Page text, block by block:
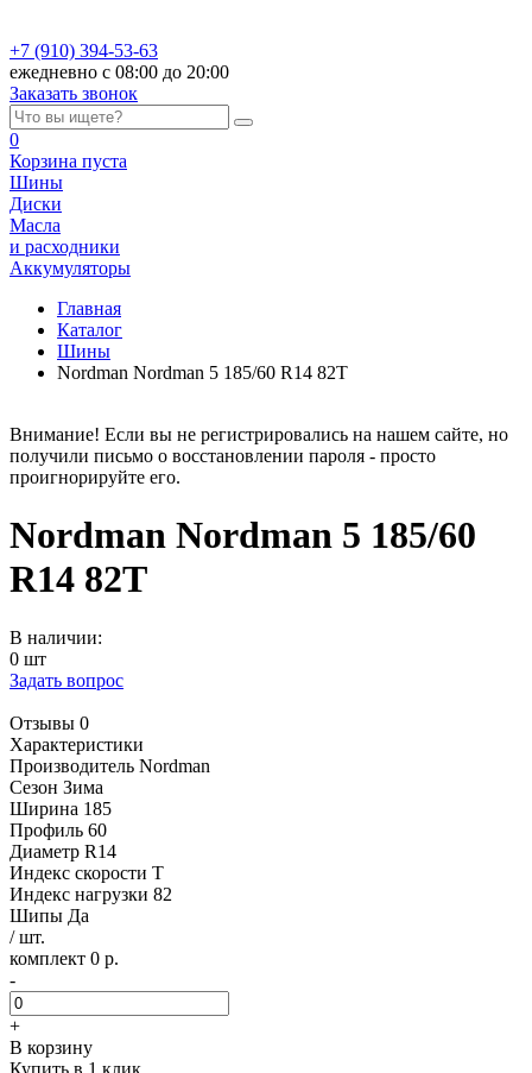
+7 (910) 394-53-63
ежедневно с 08:00 до 20:00
Заказать звонок
0
Корзина пуста
Шины
Диски
Масла
и расходники
Аккумуляторы
Главная
Каталог
Шины
Nordman Nordman 5 185/60 R14 82T
Внимание! Если вы не регистрировались на нашем сайте, но
получили письмо о восстановлении пароля - просто
проигнорируйте его.
Nordman Nordman 5 185/60
R14 82T
В наличии:
0 шт
Задать вопрос
Отзывы 0
Характеристики
Производитель Nordman
Сезон Зима
Ширина 185
Профиль 60
Диаметр R14
Индекс скорости T
Индекс нагрузки 82
Шипы Да
/ шт.
комплект 0 р.
-
+
В корзину
Купить в 1 клик